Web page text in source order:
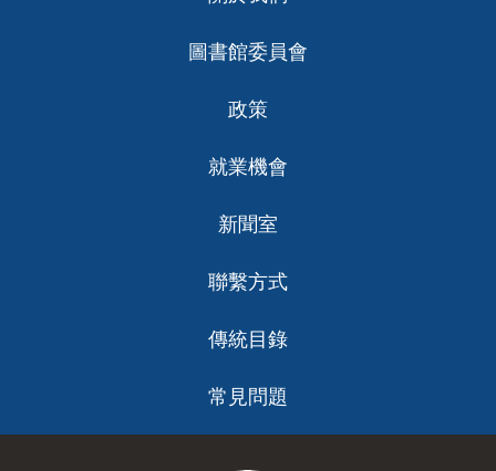
圖書館委員會
政策
就業機會
新聞室
聯繫方式
傳統目錄
常見問題